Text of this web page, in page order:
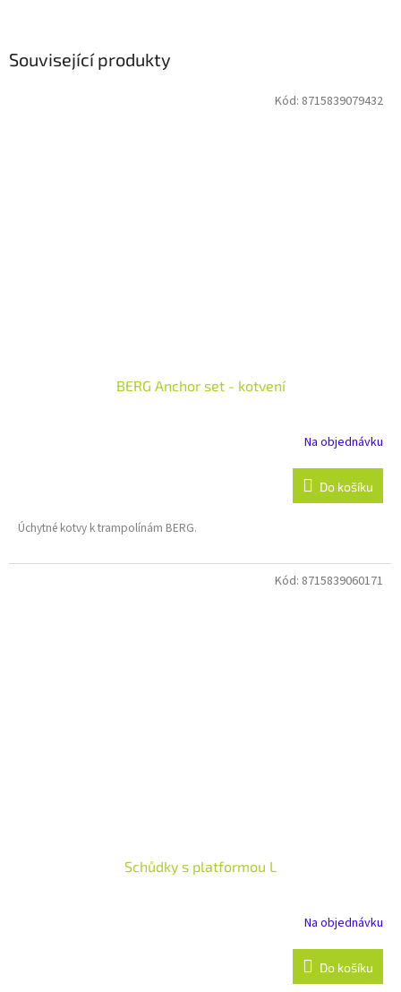
Související produkty
BERG Anchor set - kotvení
Na objednávku
Do košíku
Úchytné kotvy k trampolínám BERG.
Kód: 8715839079432
Schůdky s platformou L
Na objednávku
Do košíku
Kód: 8715839060171